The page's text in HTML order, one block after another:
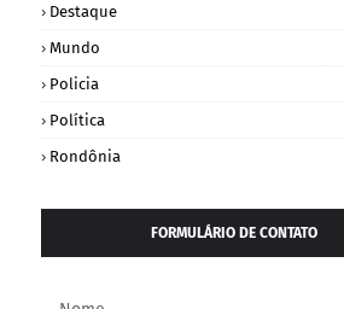
Destaque
Mundo
Policia
Política
Rondônia
FORMULÁRIO DE CONTATO